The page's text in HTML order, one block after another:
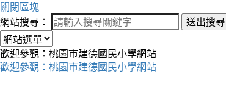
關閉區塊
網站搜尋：
送出搜尋
歡迎參觀：桃園市建德國民小學網站
歡迎參觀：桃園市建德國民小學網站